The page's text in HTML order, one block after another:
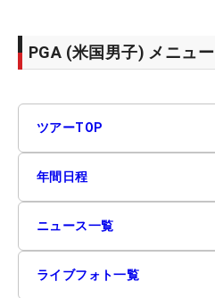
PGA (米国男子) メニュー
ツアーTOP
年間日程
ニュース一覧
ライブフォト一覧